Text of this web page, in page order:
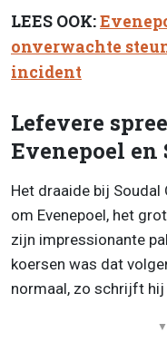
LEES OOK:
onverwachte
incident
Lefevere
Evenepoel en
Het draaide bij
om Evenepoel, het
zijn impressionante
koersen was dat
normaal, zo schrijft hij
▼